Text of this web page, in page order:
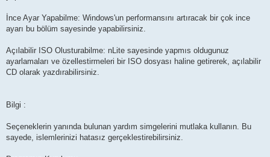
İnce Ayar Yapabilme: Windows'un performansını artıracak bir çok ince
ayarı bu bölüm sayesinde yapabilirsiniz.
Açılabilir ISO Olusturabilme: nLite sayesinde yapmıs oldugunuz
ayarlamaları ve özellestirmeleri bir ISO dosyası haline getirerek, açılabilir
CD olarak yazdırabilirsiniz.
Bilgi :
Seçeneklerin yanında bulunan yardım simgelerini mutlaka kullanın. Bu
sayede, islemlerinizi hatasız gerçeklestirebilirsiniz.